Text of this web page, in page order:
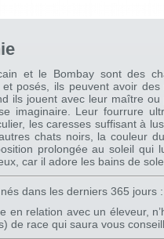
et le Bombay sont des
posés, ils peuvent avoir des
ils jouent avec leur maître ou
imaginaire. Leur fourrure
les caresses suffisant à
chats noirs, la couleur
prolongée au soleil qui
car il adore les bains de
dans les derniers 365 jours :
en relation avec un éleveur,
de race qui saura vous